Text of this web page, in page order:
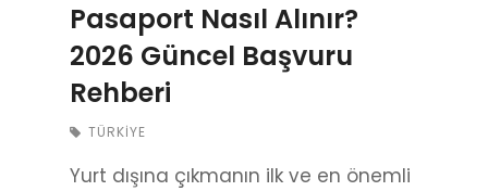
Pasaport Nasıl Alınır?
2026 Güncel Başvuru
Rehberi
TÜRKIYE
Yurt dışına çıkmanın ilk ve en önemli